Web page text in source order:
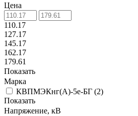
Цена
110.17
127.17
145.17
162.17
179.61
Показать
Марка
КВПМЭКнг(А)-5е-БГ (2)
Показать
Напряжение, кВ